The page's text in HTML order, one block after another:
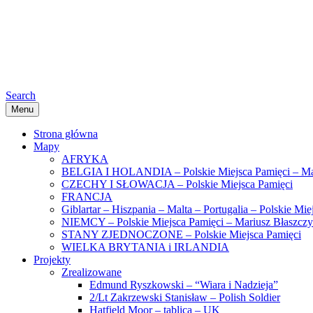
Search
Menu
Strona główna
Mapy
AFRYKA
BELGIA I HOLANDIA – Polskie Miejsca Pamięci –
CZECHY I SŁOWACJA – Polskie Miejsca Pamięci
FRANCJA
Giblartar – Hiszpania – Malta – Portugalia – Polskie
NIEMCY – Polskie Miejsca Pamięci – Mariusz
STANY ZJEDNOCZONE – Polskie Miejsca Pamięci
WIELKA BRYTANIA i IRLANDIA
Projekty
Zrealizowane
Edmund Ryszkowski – “Wiara i Nadzieja”
2/Lt Zakrzewski Stanisław – Polish Soldier
Hatfield Moor – tablica – UK